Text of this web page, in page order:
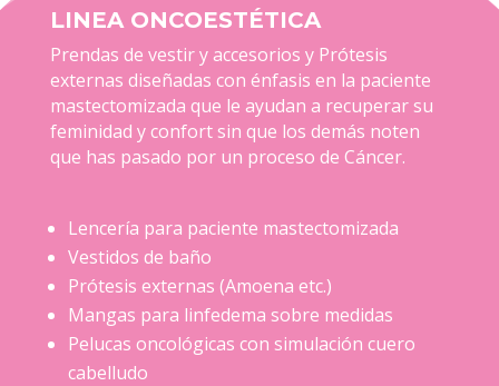
LINEA ONCOESTÉTICA
Prendas de vestir y accesorios y Prótesis
externas diseñadas con énfasis en la paciente
mastectomizada que le ayudan a recuperar su
feminidad y confort sin que los demás noten
que has pasado por un proceso de Cáncer.
Lencería para paciente mastectomizada
Vestidos de baño
Prótesis externas (Amoena etc.)
Mangas para linfedema sobre medidas
Pelucas oncológicas con simulación cuero
cabelludo